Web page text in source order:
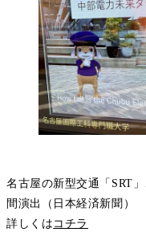
名古屋の新型交通「SRT
間演出（日本経済新聞）
詳しくは コチラ